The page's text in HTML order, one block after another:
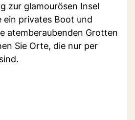
zur glamourösen Insel
ein privates Boot und
atemberaubenden Grotten
Sie Orte, die nur per